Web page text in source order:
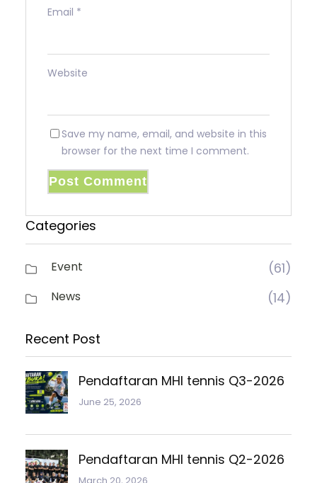
Email *
Website
Save my name, email, and website in this
browser for the next time I comment.
Categories
Event (61)
News (14)
Recent Post
Pendaftaran MHI tennis Q3-2026
June 25, 2026
Pendaftaran MHI tennis Q2-2026